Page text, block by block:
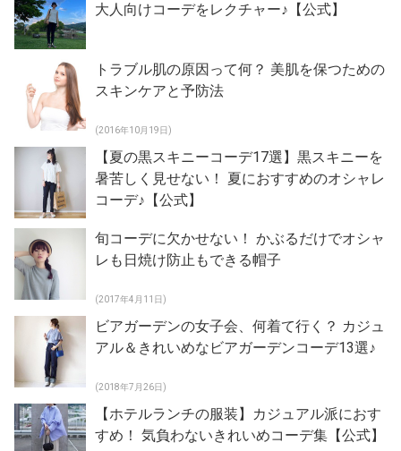
大人向けコーデをレクチャー♪【公式】
トラブル肌の原因って何？ 美肌を保つための
スキンケアと予防法
(2016年10月19日)
【夏の黒スキニーコーデ17選】黒スキニーを
暑苦しく見せない！ 夏におすすめのオシャレ
コーデ♪【公式】
旬コーデに欠かせない！ かぶるだけでオシャ
レも日焼け防止もできる帽子
(2017年4月11日)
ビアガーデンの女子会、何着て行く？ カジュ
アル＆きれいめなビアガーデンコーデ13選♪
(2018年7月26日)
【ホテルランチの服装】カジュアル派におす
すめ！ 気負わないきれいめコーデ集【公式】